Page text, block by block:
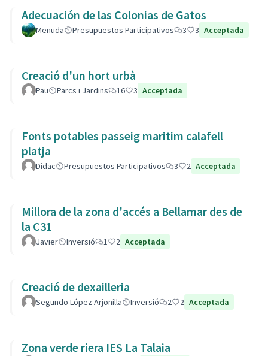
Adecuación de las Colonias de Gatos
Menuda Presupuestos Participativos 3 3 Acceptada
Creació d'un hort urbà
Pau Parcs i Jardins 16 3 Acceptada
Fonts potables passeig maritim calafell
platja
Didac Presupuestos Participativos 3 2 Acceptada
Millora de la zona d'accés a Bellamar des de
la C31
Javier Inversió 1 2 Acceptada
Creació de dexailleria
Segundo López Arjonilla Inversió 2 2 Acceptada
Zona verde riera IES La Talaia